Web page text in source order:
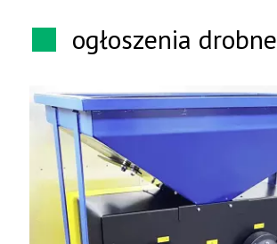
ogłoszenia drobne